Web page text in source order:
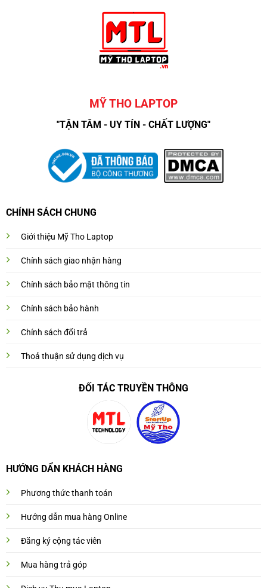
MỸ THO LAPTOP
"TẬN TÂM - UY TÍN - CHẤT LƯỢNG"
CHÍNH SÁCH CHUNG
Giới thiệu Mỹ Tho Laptop
Chính sách giao nhận hàng
Chính sách bảo mật thông tin
Chính sách bảo hành
Chính sách đổi trả
Thoả thuận sử dụng dịch vụ
ĐỐI TÁC TRUYỀN THÔNG
HƯỚNG DẨN KHÁCH HÀNG
Phương thức thanh toán
Hướng dẫn mua hàng Online
Đăng ký cộng tác viên
Mua hàng trả góp